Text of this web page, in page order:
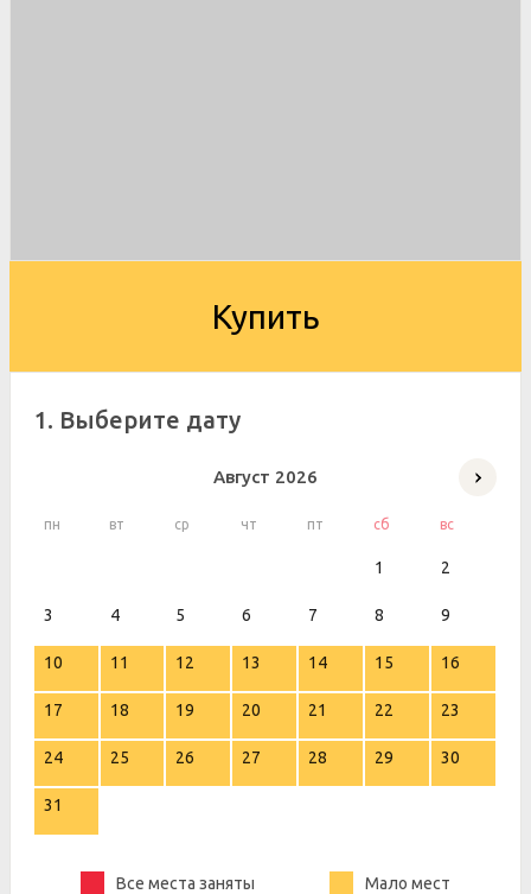
Купить
1. Выберите дату
Август 2026
пн вт ср чт пт сб вс
1 2
3 4 5 6 7 8 9
10 11 12 13 14 15 16
17 18 19 20 21 22 23
24 25 26 27 28 29 30
31
Все места заняты Мало мест